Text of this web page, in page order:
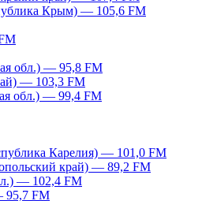
Крым) — 105,6 FM
обл.) — 95,8 FM
— 103,3 FM
обл.) — 99,4 FM
Карелия) — 101,0 FM
край) — 89,2 FM
— 102,4 FM
95,7 FM